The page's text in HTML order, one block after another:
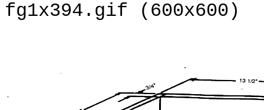
fg1x394.gif (600x600)